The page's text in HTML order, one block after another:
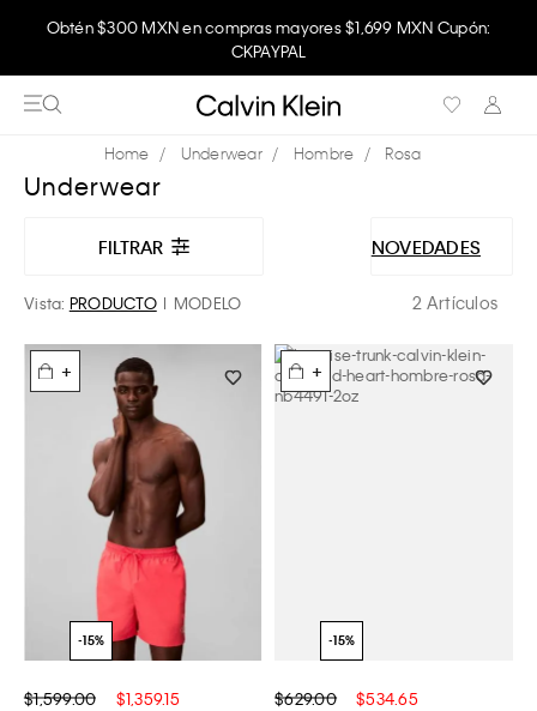
Obtén $300 MXN en compras mayores $1,699 MXN Cupón:
CKPAYPAL
Underwear Hombre Rosa
Underwear
FILTRAR NOVEDADES
Vista: PRODUCTO MODELO 2 Artículos
+
$1,599.00 $1,359.15
+
$629.00 $534.65